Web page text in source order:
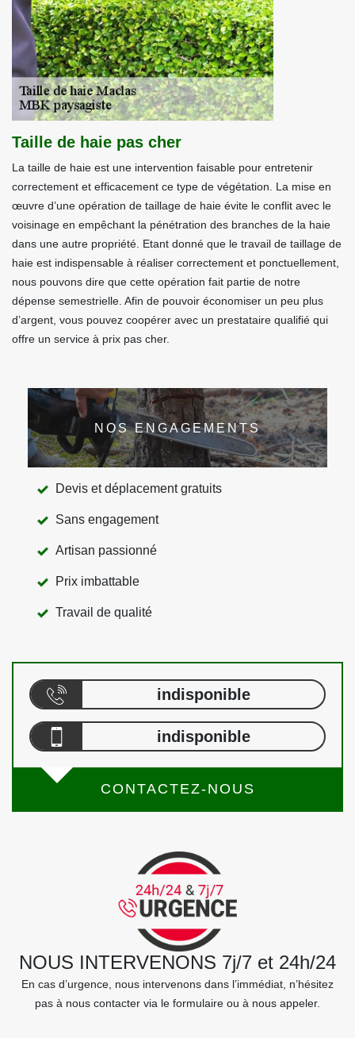
Taille de haie pas cher
La taille de haie est une intervention faisable pour entretenir
correctement et efficacement ce type de végétation. La mise en
œuvre d’une opération de taillage de haie évite le conflit avec le
voisinage en empêchant la pénétration des branches de la haie
dans une autre propriété. Etant donné que le travail de taillage de
haie est indispensable à réaliser correctement et ponctuellement,
nous pouvons dire que cette opération fait partie de notre
dépense semestrielle. Afin de pouvoir économiser un peu plus
d’argent, vous pouvez coopérer avec un prestataire qualifié qui
offre un service à prix pas cher.
NOS ENGAGEMENTS
Devis et déplacement gratuits
Sans engagement
Artisan passionné
Prix imbattable
Travail de qualité
indisponible
indisponible
CONTACTEZ-NOUS
NOUS INTERVENONS 7j/7 et 24h/24
En cas d’urgence, nous intervenons dans l’immédiat, n’hésitez
pas à nous contacter via le formulaire ou à nous appeler.